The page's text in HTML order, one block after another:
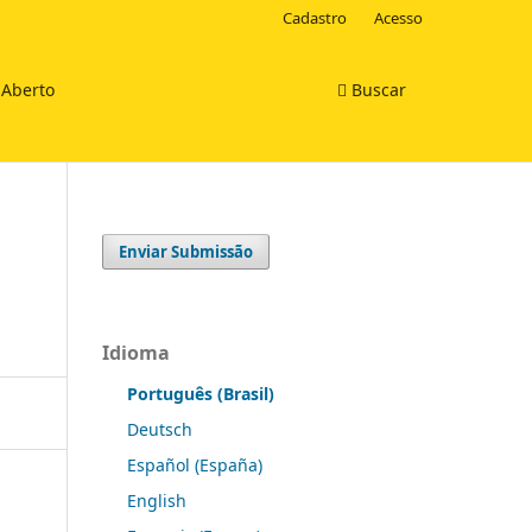
Buscar
Cadastro Acesso
Enviar Submissão
Idioma
Português (Brasil)
Deutsch
Español (España)
English